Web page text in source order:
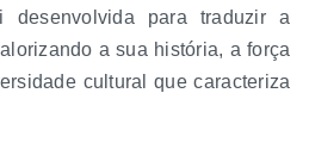
desenvolvida para traduzir a
a sua história, a força
cultural que caracteriza